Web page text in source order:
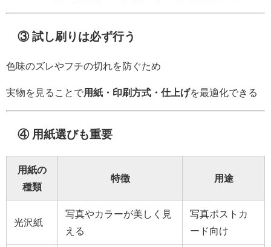
③ 試し刷りは必ず行う
色味のズレやフチの切れを防ぐため
実物を見ることで用紙・印刷方式・仕上げを最適化できる
④ 用紙選びも重要
用紙の
種類
特徴 用途
光沢紙
写真やカラーが美しく見
える
写真ポストカ
ード向け